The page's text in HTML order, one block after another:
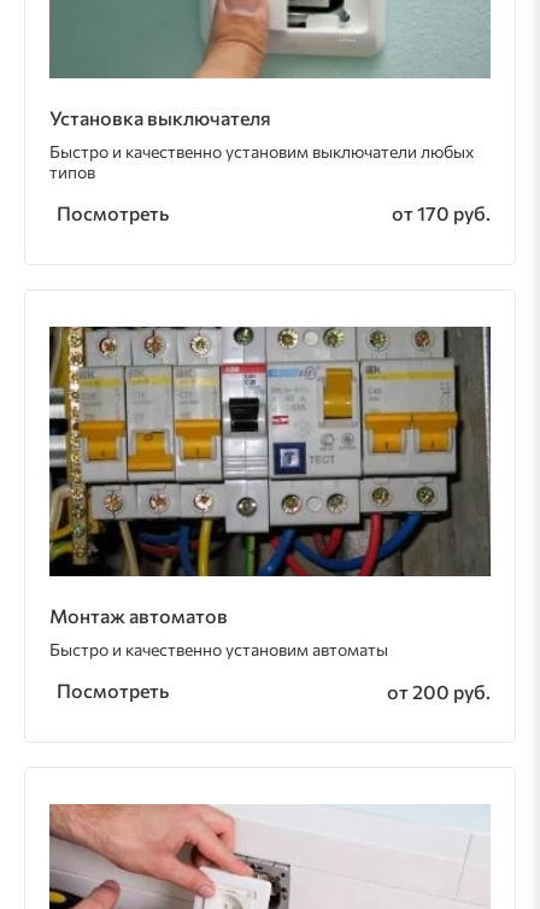
Установка выключателя
Быстро и качественно установим выключатели любых
типов
Посмотреть от 170 руб.
Монтаж автоматов
Быстро и качественно установим автоматы
Посмотреть от 200 руб.